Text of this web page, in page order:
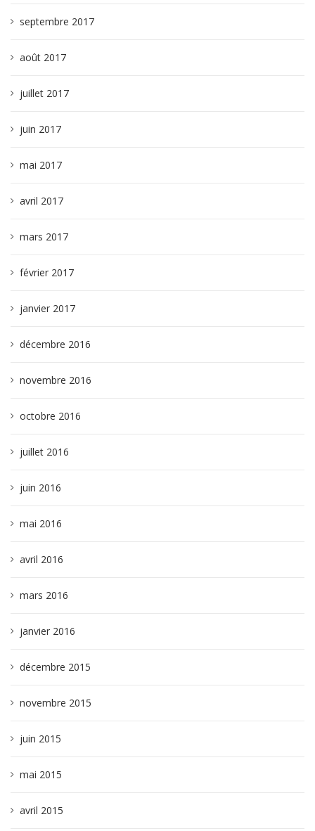
septembre 2017
août 2017
juillet 2017
juin 2017
mai 2017
avril 2017
mars 2017
février 2017
janvier 2017
décembre 2016
novembre 2016
octobre 2016
juillet 2016
juin 2016
mai 2016
avril 2016
mars 2016
janvier 2016
décembre 2015
novembre 2015
juin 2015
mai 2015
avril 2015